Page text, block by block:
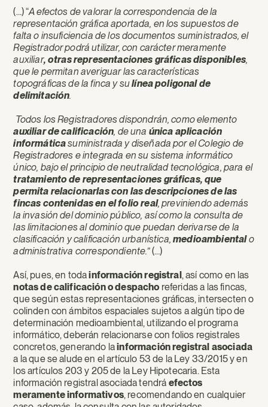
(…) “A efectos de valorar la correspondencia de la
representación gráfica aportada, en los supuestos de
falta o insuficiencia de los documentos suministrados, el
Registrador podrá utilizar, con carácter meramente
auxiliar,otras representaciones gráficas disponibles,
que le permitan averiguar las características
topográficas de la finca y sulínea poligonal de
delimitación.
Todos los Registradores dispondrán, como elemento
auxiliar de calificación, de una única aplicación
informáticasuministrada y diseñada por el Colegio de
Registradores e integrada en su sistema informático
único, bajo el principio de neutralidad tecnológica, para el
tratamiento de representaciones gráficas, que
permita relacionarlas con las descripciones de las
fincas contenidas en el folio real, previniendo además
la invasión del dominio público, así como la consulta de
las limitaciones al dominio que puedan derivarse de la
clasificación y calificación urbanística,medioambientalo
administrativa correspondiente.”(…)
Así, pues, en todainformación registral , así como en las
notas de calificación o despacho referidas a las fincas,
que según estas representaciones gráficas, intersecten o
colinden con ámbitos espaciales sujetos a algún tipo de
determinación medioambiental, utilizando el programa
informático, deberán relacionarse con folios registrales
concretos, generando lainformación registral asociada
a la que se alude en el artículo 53 de la Ley 33/2015 y en
los artículos 203 y 205 de la Ley Hipotecaria. Esta
información registral asociada tendrá efectos
meramente informativos, recomendando en cualquier